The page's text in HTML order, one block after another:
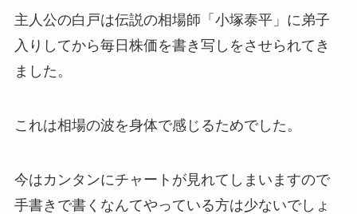
主人公の白戸は伝説の相場師「小塚泰平」に弟子
入りしてから毎日株価を書き写しをさせられてき
ました。
これは相場の波を身体で感じるためでした。
今はカンタンにチャートが見れてしまいますので
手書きで書くなんてやっている方は少ないでしょ